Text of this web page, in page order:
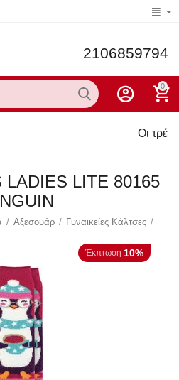
2106859794
0
Οι τρέχουσες
LADIES LITE 80165
/ Αξεσουάρ / Γυναικείες Κάλτσες /
Έκπτωση 10%